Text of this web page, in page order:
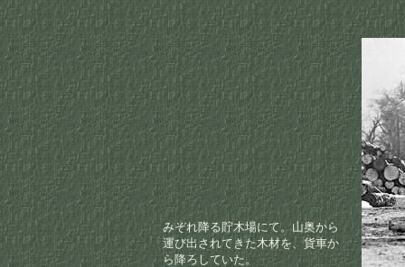
みぞれ降る貯木場にて。山奥から
運び出されてきた木材を、貨車か
ら降ろしていた。